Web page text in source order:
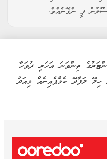
ފީ ނެގޭނެއެވެ.
ތިންވަނަ އަހަރީ ދުވަހާ
ހިލޭ ލަފާދޭ ކެމްޕެއިނެއް މިއަދު